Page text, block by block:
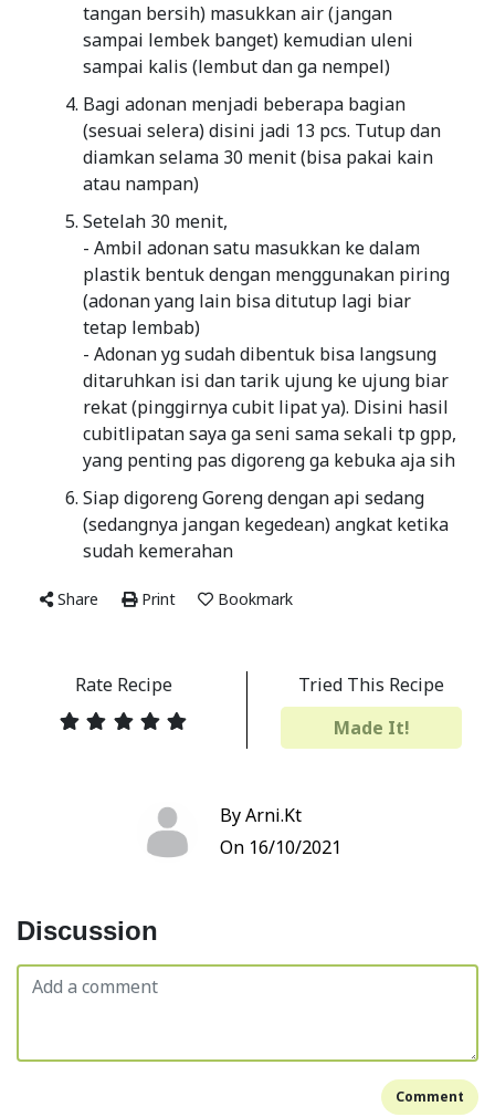
tangan bersih) masukkan air (jangan
sampai lembek banget) kemudian uleni
sampai kalis (lembut dan ga nempel)
Bagi adonan menjadi beberapa bagian
(sesuai selera) disini jadi 13 pcs. Tutup dan
diamkan selama 30 menit (bisa pakai kain
atau nampan)
Setelah 30 menit,
- Ambil adonan satu masukkan ke dalam
plastik bentuk dengan menggunakan piring
(adonan yang lain bisa ditutup lagi biar
tetap lembab)
- Adonan yg sudah dibentuk bisa langsung
ditaruhkan isi dan tarik ujung ke ujung biar
rekat (pinggirnya cubit lipat ya). Disini hasil
cubitlipatan saya ga seni sama sekali tp gpp,
yang penting pas digoreng ga kebuka aja sih
Siap digoreng Goreng dengan api sedang
(sedangnya jangan kegedean) angkat ketika
sudah kemerahan
Share Print Bookmark
Rate Recipe
Tried This Recipe
Made It!
By Arni.Kt
On 16/10/2021
Discussion
Comment